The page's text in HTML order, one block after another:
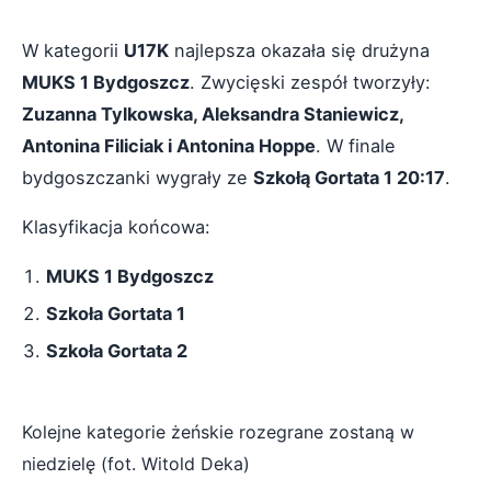
W kategorii U17K najlepsza okazała się drużyna
MUKS 1 Bydgoszcz. Zwycięski zespół tworzyły:
Zuzanna Tylkowska, Aleksandra Staniewicz,
Antonina Filiciak i Antonina Hoppe. W finale
bydgoszczanki wygrały ze Szkołą Gortata 1 20:17.
Klasyfikacja końcowa:
MUKS 1 Bydgoszcz
Szkoła Gortata 1
Szkoła Gortata 2
Kolejne kategorie żeńskie rozegrane zostaną w
niedzielę (fot. Witold Deka)